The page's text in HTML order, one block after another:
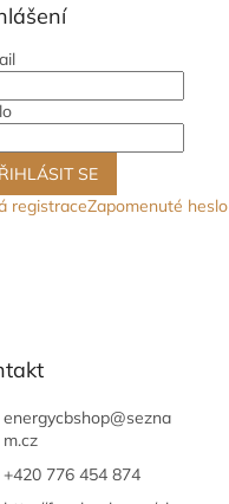
SE
registraceZapomenuté heslo
energycbshop@sezna
m.cz
+420 776 454 874